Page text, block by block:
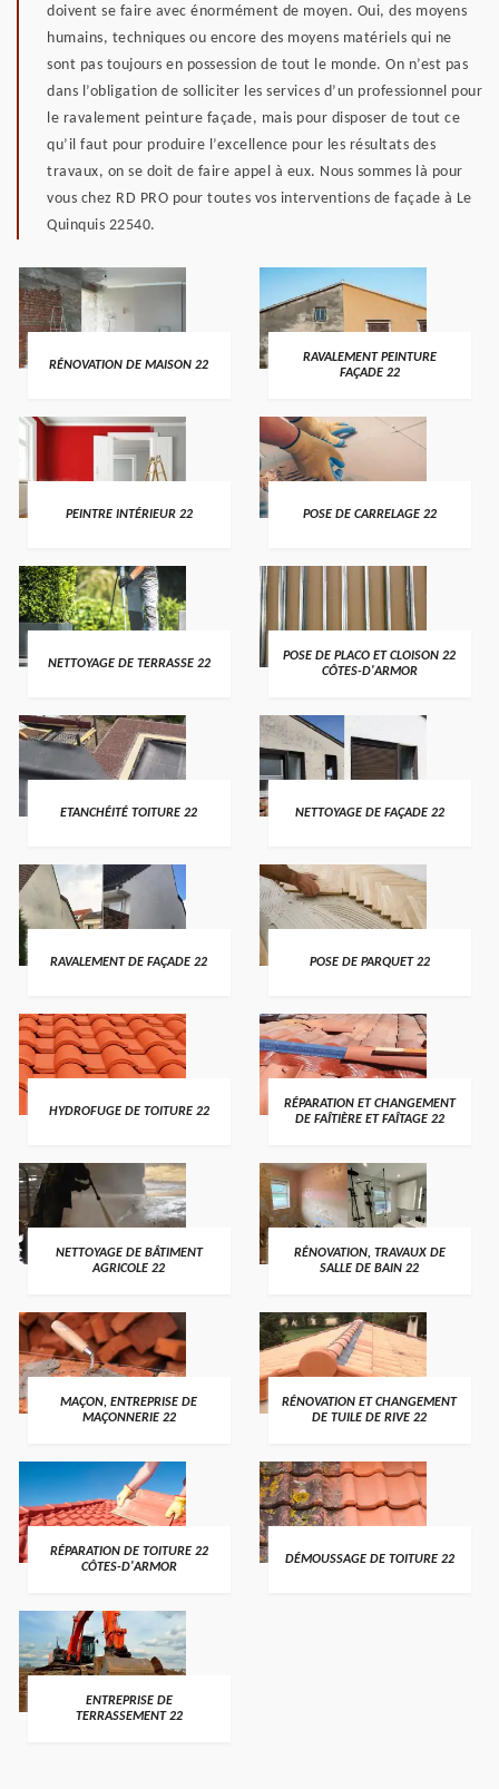
doivent se faire avec énormément de moyen. Oui, des moyens
humains, techniques ou encore des moyens matériels qui ne
sont pas toujours en possession de tout le monde. On n’est pas
dans l’obligation de solliciter les services d’un professionnel pour
le ravalement peinture façade, mais pour disposer de tout ce
qu’il faut pour produire l’excellence pour les résultats des
travaux, on se doit de faire appel à eux. Nous sommes là pour
vous chez RD PRO pour toutes vos interventions de façade à Le
Quinquis 22540.
RÉNOVATION DE MAISON 22
RAVALEMENT PEINTURE
FAÇADE 22
PEINTRE INTÉRIEUR 22 POSE DE CARRELAGE 22
NETTOYAGE DE TERRASSE 22
POSE DE PLACO ET CLOISON 22
CÔTES-D'ARMOR
ETANCHÉITÉ TOITURE 22 NETTOYAGE DE FAÇADE 22
RAVALEMENT DE FAÇADE 22 POSE DE PARQUET 22
HYDROFUGE DE TOITURE 22
RÉPARATION ET CHANGEMENT
DE FAÎTIÈRE ET FAÎTAGE 22
NETTOYAGE DE BÂTIMENT
AGRICOLE 22
RÉNOVATION, TRAVAUX DE
SALLE DE BAIN 22
MAÇON, ENTREPRISE DE
MAÇONNERIE 22
RÉNOVATION ET CHANGEMENT
DE TUILE DE RIVE 22
RÉPARATION DE TOITURE 22
CÔTES-D'ARMOR
DÉMOUSSAGE DE TOITURE 22
ENTREPRISE DE
TERRASSEMENT 22